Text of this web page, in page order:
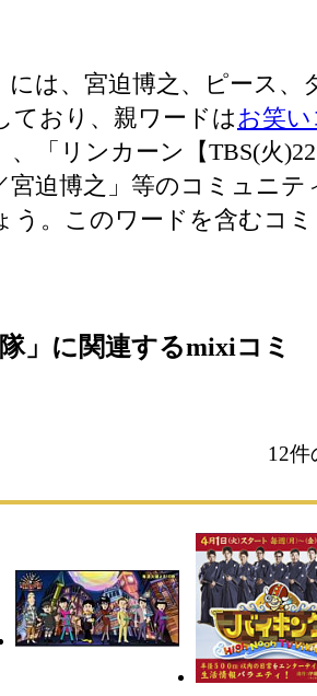
には、宮迫博之、ピース、
ており、親ワードはお笑
、「リンカーン【TBS(火
宮迫博之」等のコミュニテ
う。このワードを含むコ
」に関連するmixiコミ
12件